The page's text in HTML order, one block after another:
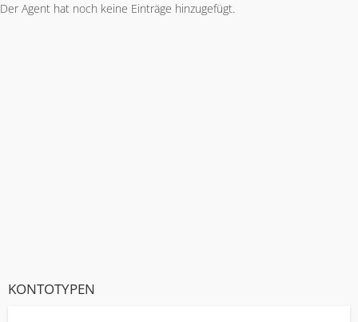
Der Agent hat noch keine Einträge hinzugefügt.
KONTOTYPEN